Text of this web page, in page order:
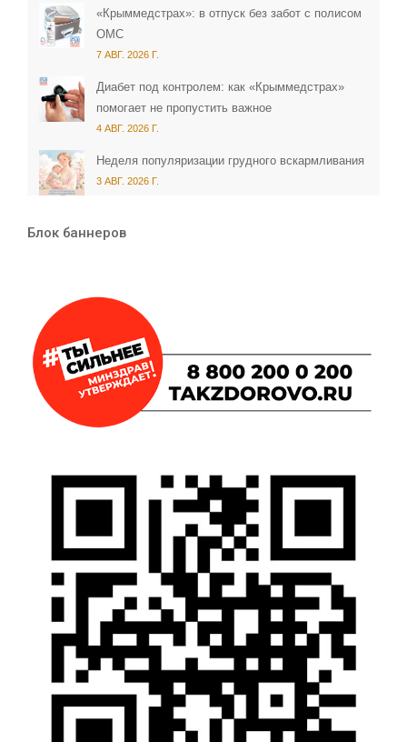
«Крыммедстрах»: в отпуск без забот с полисом
ОМС
7 АВГ. 2026 Г.
Диабет под контролем: как «Крыммедстрах»
помогает не пропустить важное
4 АВГ. 2026 Г.
Неделя популяризации грудного вскармливания
3 АВГ. 2026 Г.
Блок баннеров